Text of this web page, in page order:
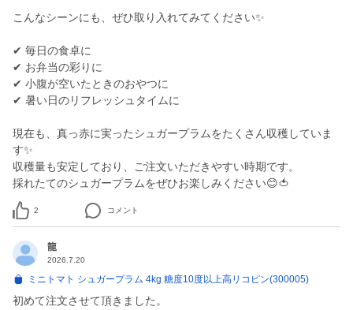
こんなシーンにも、ぜひ取り入れてみてください✨
✔ 毎日の食卓に
✔ お弁当の彩りに
✔ 小腹が空いたときのおやつに
✔ 暑い日のリフレッシュタイムに
現在も、真っ赤に実ったシュガープラムをたくさん収穫していま
す✨
収穫量も安定しており、ご注文いただきやすい時期です。
採れたてのシュガープラムをぜひお楽しみください😊🍅
2 コメント
龍
2026.7.20
ミニトマト シュガープラム 4kg 糖度10度以上高リコピン(300005)
初めて注文させて頂きました。